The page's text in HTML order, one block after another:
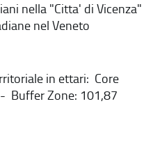
nella "Citta' di Vicenza"
nel Veneto
in ettari: Core
Buffer Zone: 101,87